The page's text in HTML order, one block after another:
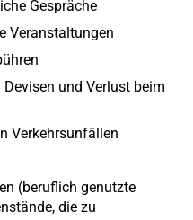
Gespräche
Veranstaltungen
und Verlust beim
Verkehrsunfällen
(beruflich genutzte
die zu